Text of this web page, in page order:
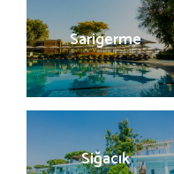
Sarigerme
Siğacık